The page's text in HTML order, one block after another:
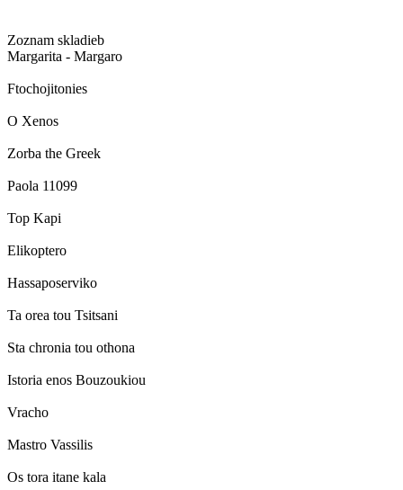
Zoznam skladieb
Margarita - Margaro
Ftochojitonies
O Xenos
Zorba the Greek
Paola 11099
Top Kapi
Elikoptero
Hassaposerviko
Ta orea tou Tsitsani
Sta chronia tou othona
Istoria enos Bouzoukiou
Vracho
Mastro Vassilis
Os tora itane kala